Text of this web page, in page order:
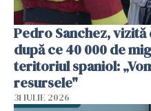
Pedro Sanchez,
după ce 40 000 de
teritoriul spaniol:
resursele"
31 IULIE 2026